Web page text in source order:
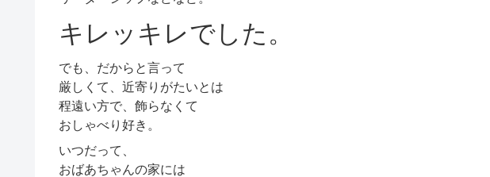
キレッキレでした。
でも、だからと言って
厳しくて、近寄りがたいとは
程遠い方で、飾らなくて
おしゃべり好き。
いつだって、
おばあちゃんの家には